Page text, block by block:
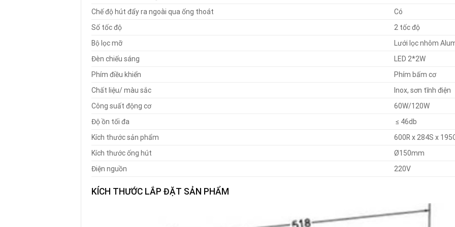
Chế độ hút đẩy ra ngoài qua ống thoát
Có
Số tốc độ
2 tốc độ
Bộ lọc mỡ
Lưới lọc nhôm
Đèn chiếu sáng
LED 2*2W
Phím điều khiển
Phím bấm cơ
Chất liệu/ màu sắc
Inox, sơn tĩnh điện
Công suất động cơ
60W/120W
Độ ồn tối đa
≤ 46db
Kích thước sản phẩm
600R x 284S x
Kích thước ống hút
Ø150mm
Điện nguồn
220V
KÍCH THƯỚC LẮP ĐẶT SẢN PHẨM